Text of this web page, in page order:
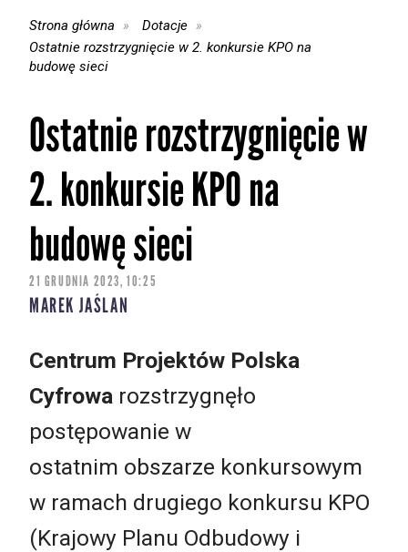
Strona główna
Dotacje
Ostatnie rozstrzygnięcie w 2. konkursie KPO na
budowę sieci
Ostatnie rozstrzygnięcie w
2. konkursie KPO na
budowę sieci
21 GRUDNIA 2023, 10:25
MAREK JAŚLAN
Centrum Projektów Polska
Cyfrowa rozstrzygnęło
postępowanie w
ostatnim obszarze konkursowym
w ramach drugiego konkursu KPO
(Krajowy Planu Odbudowy i